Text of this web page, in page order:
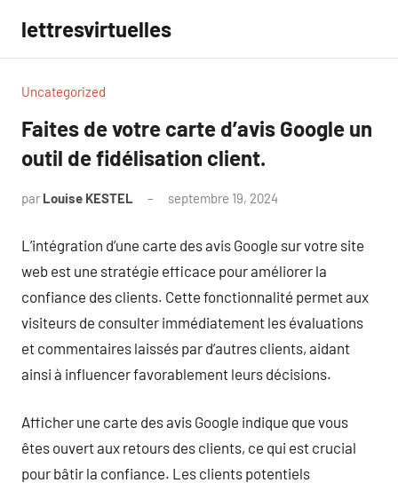
contenu
lettresvirtuelles
Uncategorized
Faites de votre carte d’avis Google un
outil de fidélisation client.
par Louise KESTEL septembre 19, 2024
L’intégration d’une carte des avis Google sur votre site
web est une stratégie efficace pour améliorer la
confiance des clients. Cette fonctionnalité permet aux
visiteurs de consulter immédiatement les évaluations
et commentaires laissés par d’autres clients, aidant
ainsi à influencer favorablement leurs décisions.
Afficher une carte des avis Google indique que vous
êtes ouvert aux retours des clients, ce qui est crucial
pour bâtir la confiance. Les clients potentiels